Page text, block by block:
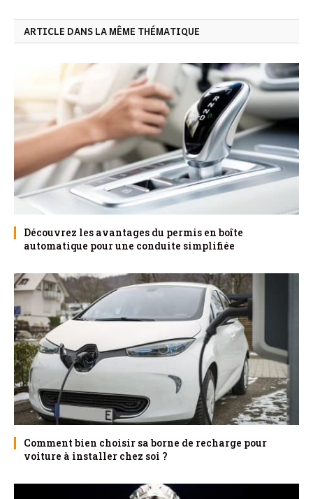
ARTICLE DANS LA MÊME THÉMATIQUE
Découvrez les avantages du permis en boîte
automatique pour une conduite simplifiée
Comment bien choisir sa borne de recharge pour
voiture à installer chez soi ?